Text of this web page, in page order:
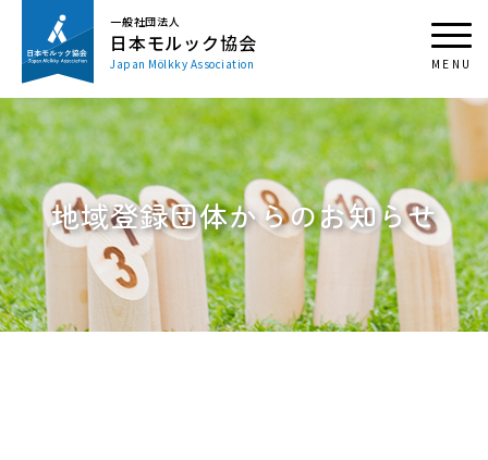
一般社団法人
日本モルック協会
Japan Mölkky Association
地域登録団体からのお知らせ